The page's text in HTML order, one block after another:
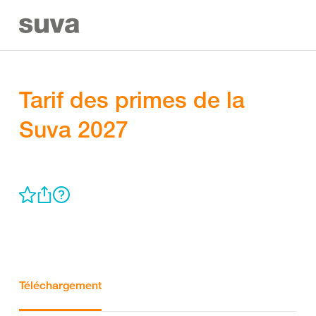
Tarif des primes de la
Suva 2027
Téléchargement